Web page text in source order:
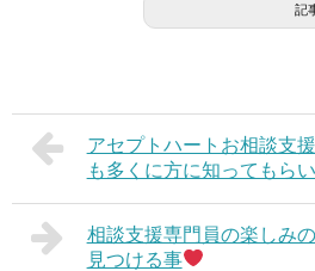
記
アセプトハートお相談支
も多くに方に知ってもら
相談支援専門員の楽しみ
見つける事